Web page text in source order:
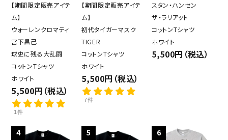
【期間限定販売アイテ
ム】
ウォーレンクロマティ
宮下昌己
球史に残る大乱闘
コットンTシャツ
ホワイト
5,500円（税込）
1件
【期間限定販売アイテ
ム】
初代タイガーマスク
TIGER
コットンTシャツ
ホワイト
5,500円（税込）
7件
スタン・ハンセン
ザ・ラリアット
コットンTシャツ
ホワイト
5,500円（税込）
4 5 6